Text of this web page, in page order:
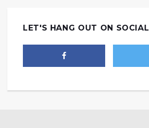
LET'S HANG OUT ON SOCIAL